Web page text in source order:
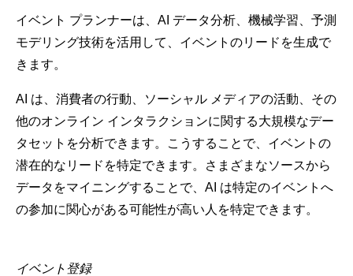
イベント プランナーは、AI データ分析、機械学習、予測
モデリング技術を活用して、イベントのリードを生成で
きます。
AI は、消費者の行動、ソーシャル メディアの活動、その
他のオンライン インタラクションに関する大規模なデー
タセットを分析できます。こうすることで、イベントの
潜在的なリードを特定できます。さまざまなソースから
データをマイニングすることで、AI は特定のイベントへ
の参加に関心がある可能性が高い人を特定できます。
イベント登録